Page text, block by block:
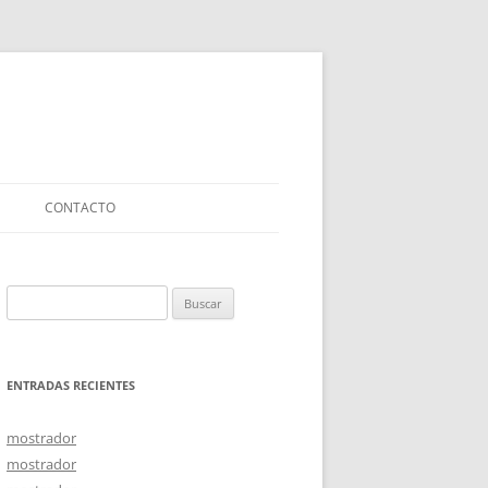
CONTACTO
ENTRADAS RECIENTES
mostrador
mostrador